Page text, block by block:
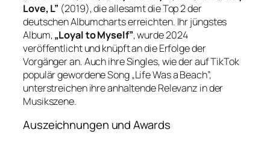
Love, L” (2019), die allesamt die Top 2 der
deutschen Albumcharts erreichten. Ihr jüngstes
Album,„Loyal to Myself”, wurde 2024
veröffentlicht und knüpft an die Erfolge der
Vorgänger an. Auch ihre Singles, wie der auf TikTok
populär gewordene Song „Life Was a Beach”,
unterstreichen ihre anhaltende Relevanz in der
Musikszene.
Auszeichnungen und Awards